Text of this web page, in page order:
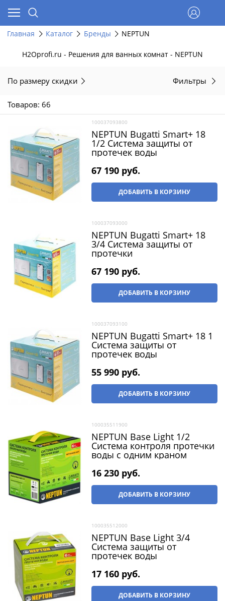
Главная Каталог Бренды NEPTUN
H2Oprofi.ru - Решения для ванных комнат - NEPTUN
По размеру скидки Фильтры
Товаров: 66
100037093800
NEPTUN Bugatti Smart+ 18
1/2 Система защиты от
протечек воды
67 190 руб.
ДОБАВИТЬ В КОРЗИНУ
100037093000
NEPTUN Bugatti Smart+ 18
3/4 Система защиты от
протечки
67 190 руб.
ДОБАВИТЬ В КОРЗИНУ
100037093100
NEPTUN Bugatti Smart+ 18 1
Система защиты от
протечек воды
55 990 руб.
ДОБАВИТЬ В КОРЗИНУ
100035511900
NEPTUN Base Light 1/2
Система контроля протечки
воды с одним краном
16 230 руб.
ДОБАВИТЬ В КОРЗИНУ
100035512000
NEPTUN Base Light 3/4
Система защиты от
протечек воды
17 160 руб.
ДОБАВИТЬ В КОРЗИНУ